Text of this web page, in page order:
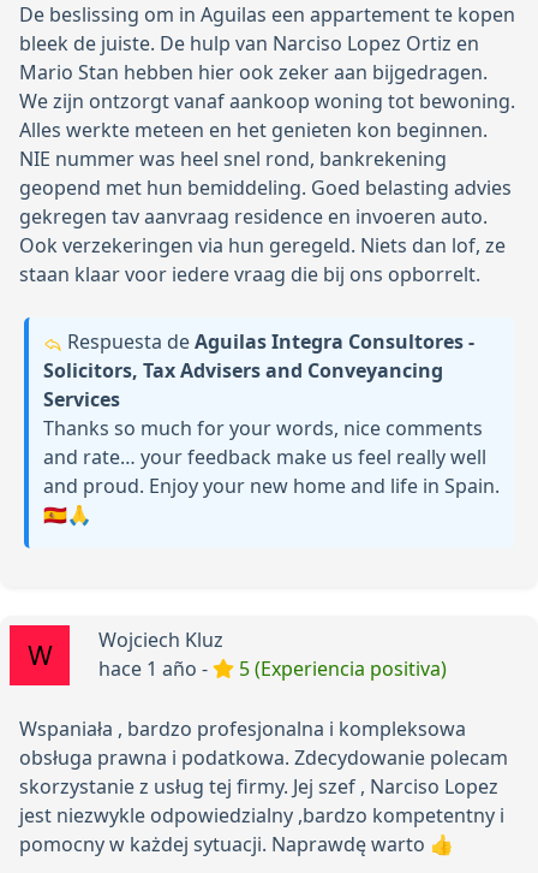
De beslissing om in Aguilas een appartement te kopen
bleek de juiste. De hulp van Narciso Lopez Ortiz en
Mario Stan hebben hier ook zeker aan bijgedragen.
We zijn ontzorgt vanaf aankoop woning tot bewoning.
Alles werkte meteen en het genieten kon beginnen.
NIE nummer was heel snel rond, bankrekening
geopend met hun bemiddeling. Goed belasting advies
gekregen tav aanvraag residence en invoeren auto.
Ook verzekeringen via hun geregeld. Niets dan lof, ze
staan klaar voor iedere vraag die bij ons opborrelt.
Respuesta deAguilas Integra Consultores -
Solicitors, Tax Advisers and Conveyancing
Services
Thanks so much for your words, nice comments
and rate… your feedback make us feel really well
and proud. Enjoy your new home and life in Spain.
🇪🇸🙏
Wojciech Kluz
hace 1 año -
5 (Experiencia positiva)
Wspaniała , bardzo profesjonalna i kompleksowa
obsługa prawna i podatkowa. Zdecydowanie polecam
skorzystanie z usług tej firmy. Jej szef , Narciso Lopez
jest niezwykle odpowiedzialny ,bardzo kompetentny i
pomocny w każdej sytuacji. Naprawdę warto 👍